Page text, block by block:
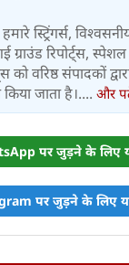
स्ट्रिंगर्स,
ग्राउंड रिपोर्ट्स, स्पेशल
वरिष्ठ संपादकों
जाता है।.... और
पर जुड़ने के लिए
पर जुड़ने के लिए